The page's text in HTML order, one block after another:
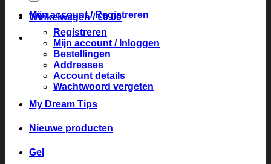
Winkelwagen /€0.00
Mijn account / Registreren
Registreren
Mijn account / Inloggen
Bestellingen
Addresses
Account details
Wachtwoord vergeten
My Dream Tips
Nieuwe producten
Gel